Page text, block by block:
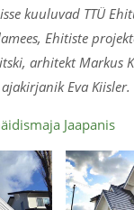
kuuluvad TTÜ
Ehitiste
arhitekt Markus
Eva Kiisler.
Jaapanis